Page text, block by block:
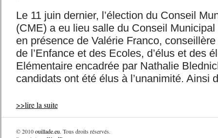
Le 11 juin dernier, l’élection du Conseil
(CME) a eu lieu salle du Conseil Municipal
en présence de Valérie Franco,
de l’Enfance et des Ecoles, d’élus et des
Elémentaire encadrée par Nathalie
candidats ont été élus à l’unanimité. Ainsi
>>lire la suite
© 2010ouillade.eu. Tous droits réservés.